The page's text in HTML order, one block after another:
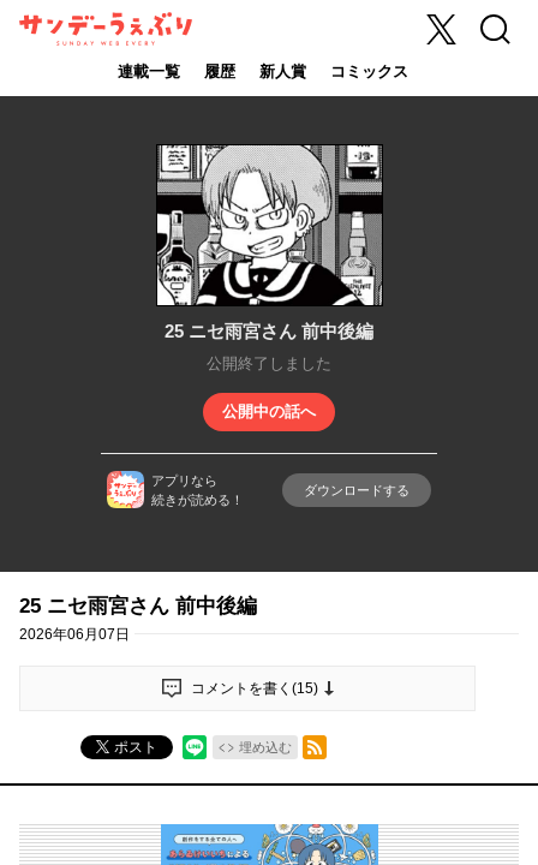
サンデーうぇ
連載一覧 履歴 新人賞 コミックス
X 検索
25 ニセ雨宮さん 前中後編
公開終了しました
公開中の話へ
アプリなら
続きが読める！
ダウンロードする
25 ニセ雨宮さん 前中後編
2026年06月07日
コメントを書く(15)
ポスト 埋め込む
RSSフィード